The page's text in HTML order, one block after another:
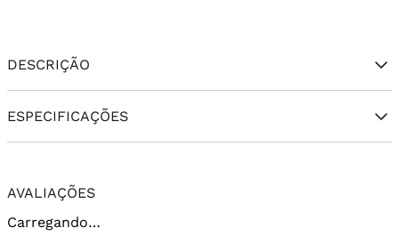
DESCRIÇÃO
ESPECIFICAÇÕES
AVALIAÇÕES
Carregando…